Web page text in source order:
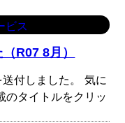
ビス
R07 8月）
付しました。 気に
のタイトルをクリッ